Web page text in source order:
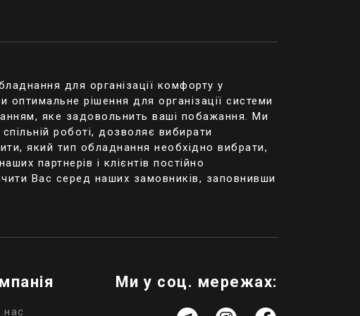
режимі),
короткого замикання
та зовнішніми
час автономної
для організації комфорту у
рішення для організації системи
яке задовольнить ваші побажання. Ми
роботі, дозволяє вибирати
який тип обладнання необхідно вибрати,
партнерів і клієнтів постійно
Вас серед наших замовників, заповнивши
Ми у соц. мережах: